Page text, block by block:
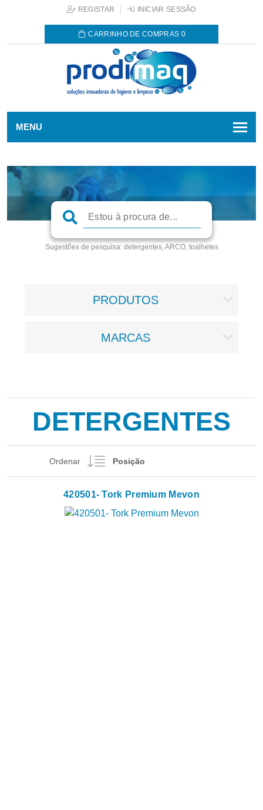
REGISTAR INICIAR SESSÃO
CARRINHO DE COMPRAS 0
MENU
Sugestões de pesquisa:detergentes, ARCO, toalhetes
PRODUTOS
MARCAS
DETERGENTES
Ordenar
420501- Tork Premium Mevon